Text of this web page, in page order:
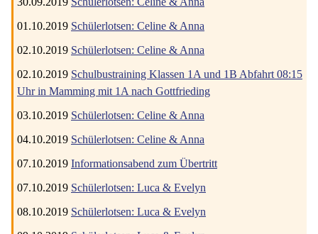
01.10.2019 Schülerlotsen: Celine & Anna
02.10.2019 Schülerlotsen: Celine & Anna
02.10.2019 Schulbustraining Klassen 1A und 1B Abfahrt 08:15
Uhr in Mamming mit 1A nach Gottfrieding
03.10.2019 Schülerlotsen: Celine & Anna
04.10.2019 Schülerlotsen: Celine & Anna
07.10.2019 Informationsabend zum Übertritt
07.10.2019 Schülerlotsen: Luca & Evelyn
08.10.2019 Schülerlotsen: Luca & Evelyn